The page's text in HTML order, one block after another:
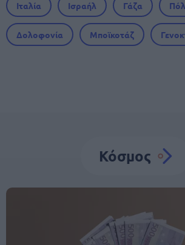
Ιταλία Ισραήλ Γάζα
Δολοφονία Μποϊκοτάζ
Κόσμος